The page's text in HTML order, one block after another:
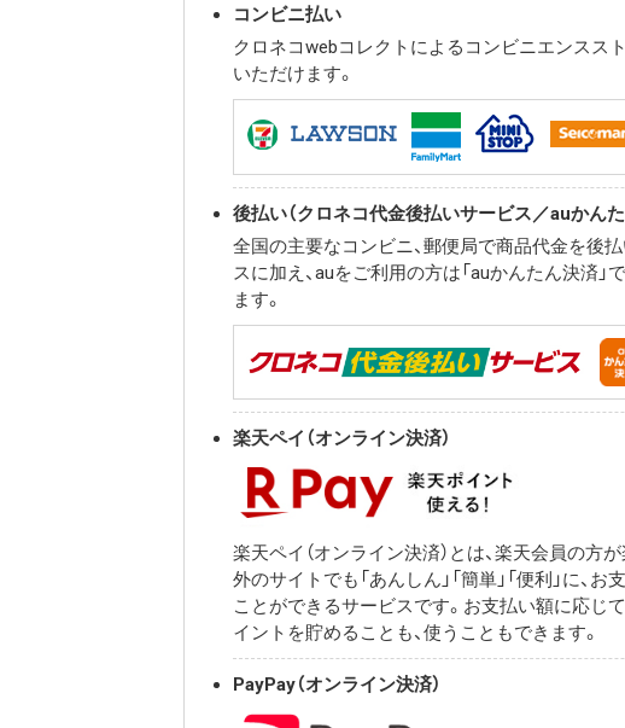
コンビニ払い
クロネコwebコレクトによるコンビニエンスス
いただけます。
後払い（クロネコ代金後払いサービス／auかんた
全国の主要なコンビニ、郵便局で商品代金を後
スに加え、auをご利用の方は「auかんたん決済」
ます。
楽天ペイ（オンライン決済）
楽天ペイ（オンライン決済）とは、楽天会員の方
外のサイトでも「あんしん」「簡単」「便利」に、
ことができるサービスです。お支払い額に応じ
イントを貯めることも、使うこともできます。
PayPay（オンライン決済）